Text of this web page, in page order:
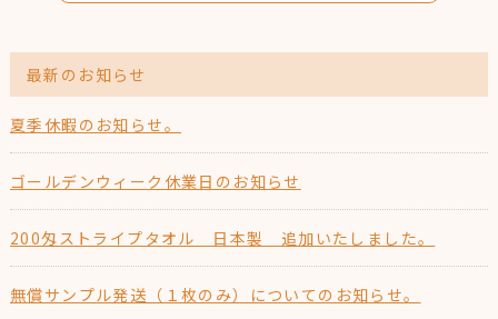
最新のお知らせ
夏季休暇のお知らせ。
ゴールデンウィーク休業日のお知らせ
200匁ストライプタオル 日本製 追加いたしました。
無償サンプル発送（１枚のみ）についてのお知らせ。